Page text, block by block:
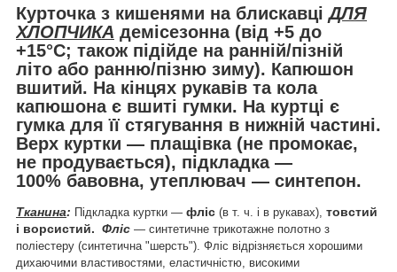
Курточка з кишенями на блискавціДЛЯ
ХЛОПЧИКА демісезонна (від +5 до
+15°С; також підійде на ранній/пізній
літо або ранню/пізню зиму). Капюшон
вшитий. На кінцях рукавів та кола
капюшона є вшиті гумки. На куртці є
гумка для її стягування в нижній частині.
Верх куртки ― плащівка(не промокає,
не продувається), підкладка ―
100% бавовна, утеплювач ― синтепон.
Тканина: Підкладка куртки ― фліс (в т. ч. і в рукавах), товстий
і ворсистий. Фліс ― синтетичне трикотажне полотно з
поліестеру (синтетична "шерсть"). Фліс відрізняється хорошими
дихаючими властивостями, еластичністю, високими